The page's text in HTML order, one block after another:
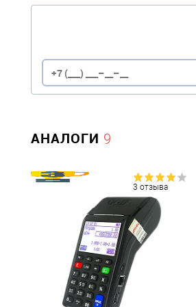
АНАЛОГИ 9
3 отзыва